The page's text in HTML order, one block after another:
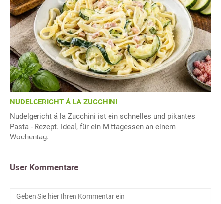
NUDELGERICHT Á LA ZUCCHINI
Nudelgericht á la Zucchini ist ein schnelles und pikantes
Pasta - Rezept. Ideal, für ein Mittagessen an einem
Wochentag.
User Kommentare